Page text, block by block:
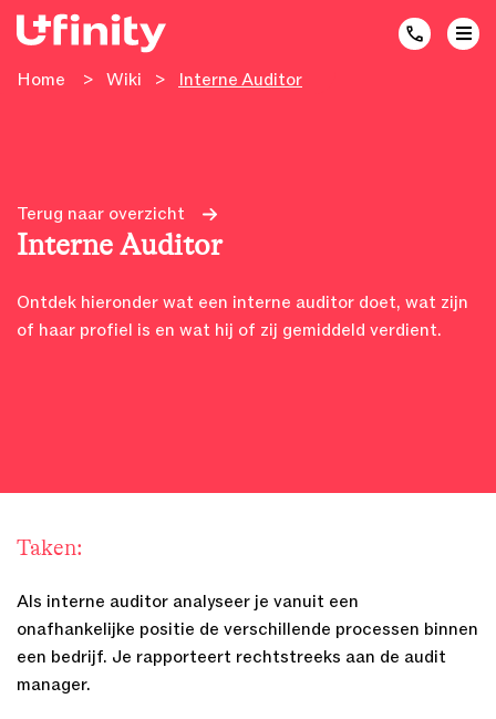
Home > Wiki > Interne Auditor
Terug naar overzicht
Interne Auditor
Ontdek hieronder wat een interne auditor doet, wat zijn
of haar profiel is en wat hij of zij gemiddeld verdient.
Taken:
Als interne auditor analyseer je vanuit een
onafhankelijke positie de verschillende processen binnen
een bedrijf. Je rapporteert rechtstreeks aan de audit
manager.